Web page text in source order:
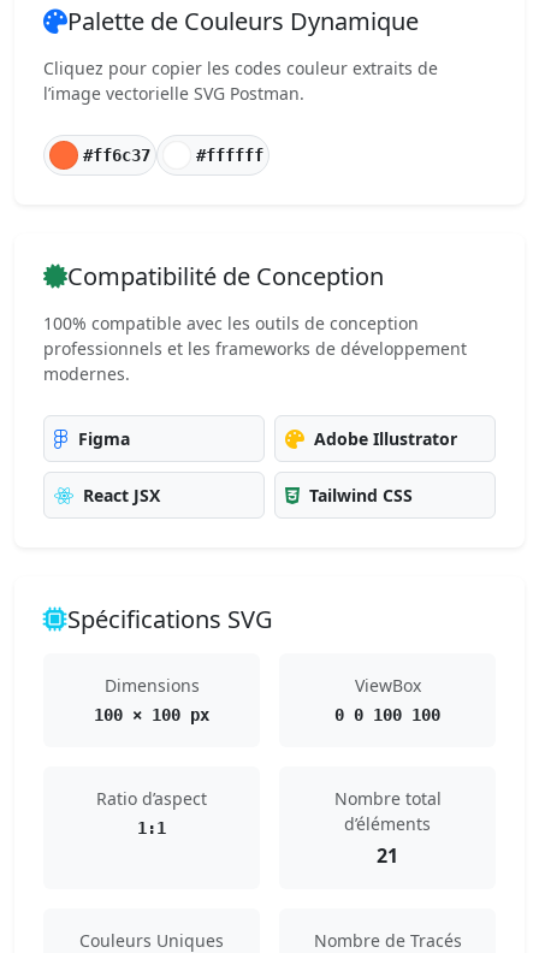
Palette de Couleurs Dynamique
Cliquez pour copier les codes couleur extraits de
l’image vectorielle SVG Postman.
#ff6c37 #ffffff
Compatibilité de Conception
100% compatible avec les outils de conception
professionnels et les frameworks de développement
modernes.
Figma Adobe Illustrator
React JSX Tailwind CSS
Spécifications SVG
Dimensions
100 × 100 px
ViewBox
0 0 100 100
Ratio d’aspect
1:1
Nombre total
d’éléments
21
Couleurs Uniques
Nombre de Tracés